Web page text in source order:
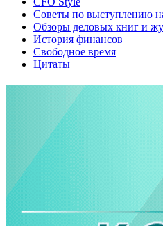
Советы по выступлению
Обзоры деловых книг и
История финансов
Свободное время
Цитаты